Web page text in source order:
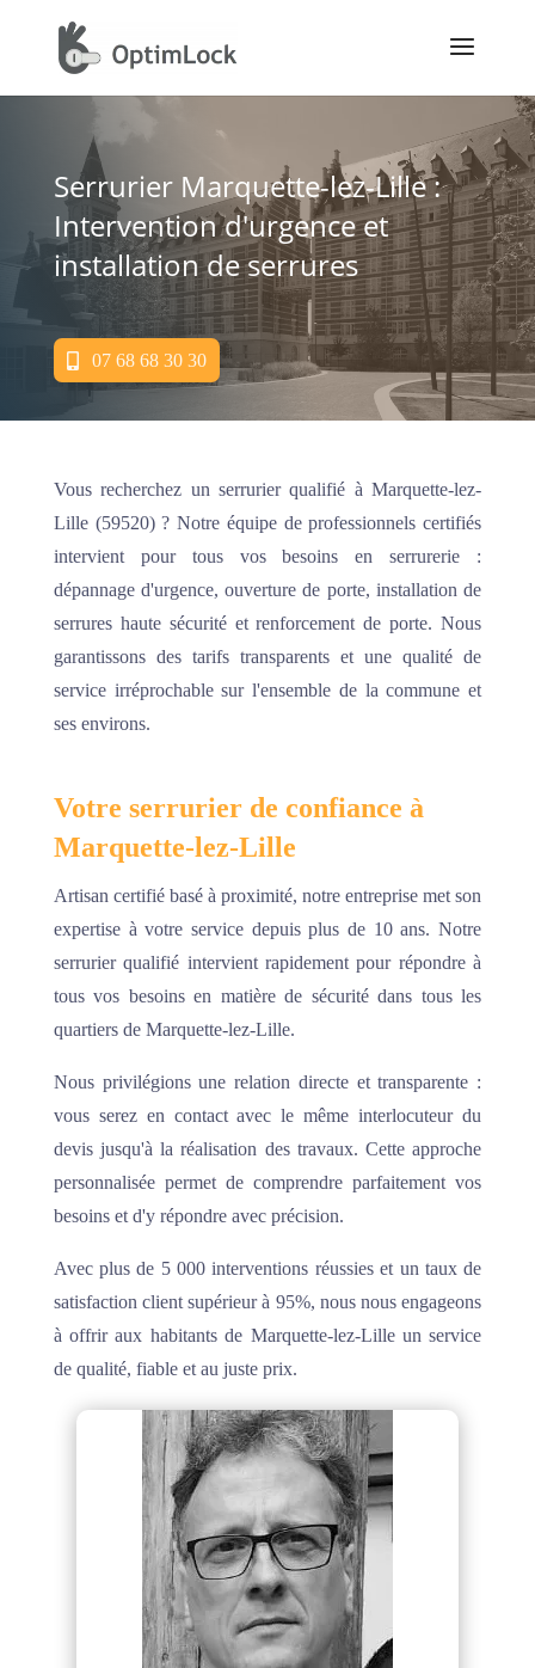
Serrurier Marquette-lez-Lille :
Intervention d'urgence et
installation de serrures
07 68 68 30 30
Vous recherchez un serrurier qualifié à Marquette-lez-
Lille (59520) ? Notre équipe de professionnels certifiés
intervient pour tous vos besoins en serrurerie :
dépannage d'urgence, ouverture de porte, installation de
serrures haute sécurité et renforcement de porte. Nous
garantissons des tarifs transparents et une qualité de
service irréprochable sur l'ensemble de la commune et
ses environs.
Votre serrurier de confiance à
Marquette-lez-Lille
Artisan certifié basé à proximité, notre entreprise met son
expertise à votre service depuis plus de 10 ans. Notre
serrurier qualifié intervient rapidement pour répondre à
tous vos besoins en matière de sécurité dans tous les
quartiers de Marquette-lez-Lille.
Nous privilégions une relation directe et transparente :
vous serez en contact avec le même interlocuteur du
devis jusqu'à la réalisation des travaux. Cette approche
personnalisée permet de comprendre parfaitement vos
besoins et d'y répondre avec précision.
Avec plus de 5 000 interventions réussies et un taux de
satisfaction client supérieur à 95%, nous nous engageons
à offrir aux habitants de Marquette-lez-Lille un service
de qualité, fiable et au juste prix.